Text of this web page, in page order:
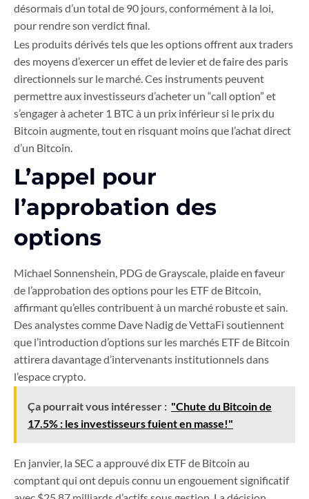
désormais d’un total de 90 jours, conformément à la loi,
pour rendre son verdict final.
Les produits dérivés tels que les options offrent aux traders
des moyens d’exercer un effet de levier et de faire des paris
directionnels sur le marché. Ces instruments peuvent
permettre aux investisseurs d’acheter un “call option” et
s’engager à acheter 1 BTC à un prix inférieur si le prix du
Bitcoin augmente, tout en risquant moins que l’achat direct
d’un Bitcoin.
L’appel pour
l’approbation des
options
Michael Sonnenshein, PDG de Grayscale, plaide en faveur
de l’approbation des options pour les ETF de Bitcoin,
affirmant qu’elles contribuent à un marché robuste et sain.
Des analystes comme Dave Nadig de VettaFi soutiennent
que l’introduction d’options sur les marchés ETF de Bitcoin
attirera davantage d’intervenants institutionnels dans
l’espace crypto.
Ça pourrait vous intéresser : "Chute du Bitcoin de
17.5% : les investisseurs fuient en masse!"
En janvier, la SEC a approuvé dix ETF de Bitcoin au
comptant qui ont depuis connu un engouement significatif